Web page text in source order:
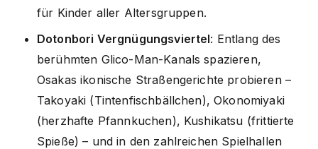
für Kinder aller Altersgruppen.
Dotonbori Vergnügungsviertel: Entlang des
berühmten Glico-Man-Kanals spazieren,
Osakas ikonische Straßengerichte probieren –
Takoyaki (Tintenfischbällchen), Okonomiyaki
(herzhafte Pfannkuchen), Kushikatsu (frittierte
Spieße) – und in den zahlreichen Spielhallen